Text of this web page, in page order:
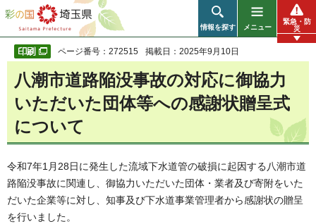
彩の国 埼玉県
情報を探す メニュー
緊急・防
災
ページ番号：272515 掲載日：2025年9月10日
八潮市道路陥没事故の対応に御協力
いただいた団体等への感謝状贈呈式
について
令和7年1月28日に発生した流域下水道管の破損に起因する八潮市道
路陥没事故に関連し、御協力いただいた団体・業者及び寄附をいた
だいた企業等に対し、知事及び下水道事業管理者から感謝状の贈呈
を行いました。